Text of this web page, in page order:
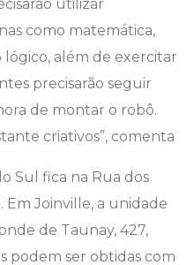
utilizar
como matemática,
lógico, além de exercitar
precisarão seguir
de montar o robô.
criativos”, comenta
Sul fica na Rua dos
Em Joinville, a unidade
de Taunay, 427,
podem ser obtidas com